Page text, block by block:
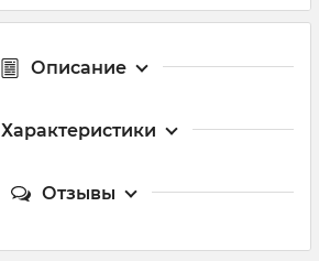
Описание
Характеристики
Отзывы